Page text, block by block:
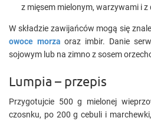
z mięsem mielonym, warzywami i
W składzie zawijańców mogą się
owoce morza oraz imbir. Danie
sojowym lub na zimno z sosem
Lumpia – przepis
Przygotujcie 500 g mielonej
czosnku, po 200 g cebuli i